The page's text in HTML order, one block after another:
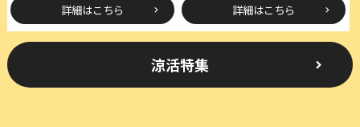
詳細はこちら 詳細はこちら
涼活特集